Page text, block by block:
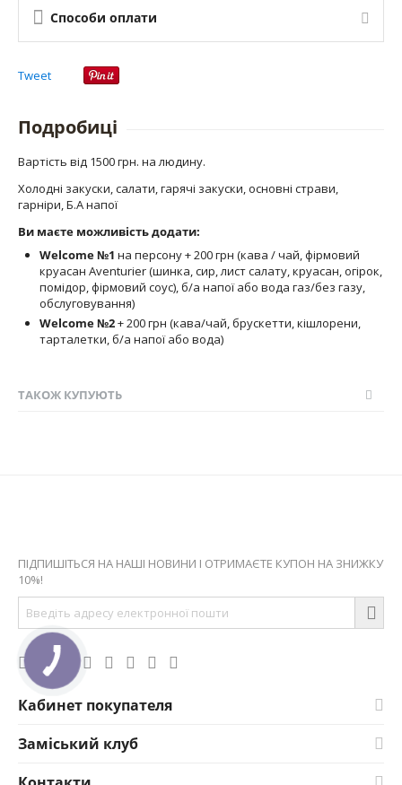
Способи оплати
Tweet
Подробиці
Вартість від 1500 грн. на людину.
Холодні закуски, салати, гарячі закуски, основні страви,
гарніри, Б.А напої
Ви маєте можливість додати:
Welcome №1 на персону + 200 грн (кава / чай, фірмовий
круасан Aventurier (шинка, сир, лист салату, круасан, огірок,
помідор, фірмовий соус), б/а напої або вода газ/без газу,
обслуговування)
Welcome №2+ 200 грн (кава/чай, брускетти, кішлорени,
тарталетки, б/а напої або вода)
ТАКОЖ КУПУЮТЬ
ПІДПИШІТЬСЯ НА НАШІ НОВИНИ І ОТРИМАЄТЕ КУПОН НА ЗНИЖКУ
10%!
Кабинет покупателя
Заміський клуб